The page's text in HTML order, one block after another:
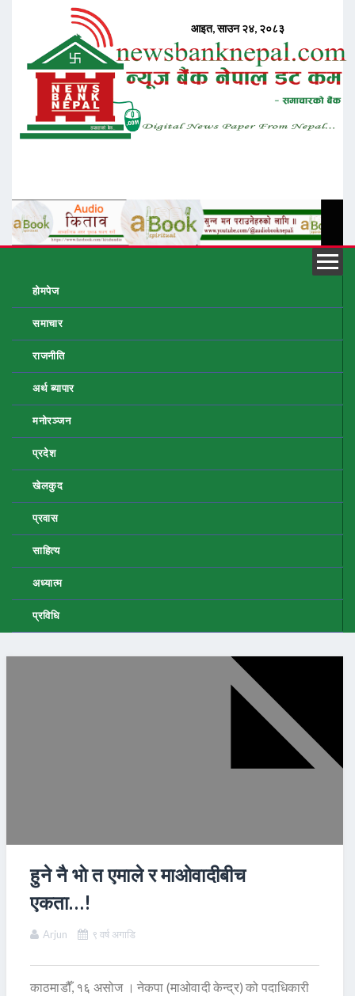
होमपेज
समाचार
राजनीति
अर्थ ब्यापार
मनोरञ्जन
प्रदेश
खेलकुद
प्रवास
साहित्य
अध्यात्म
प्रविधि
हुने नै भाे त एमाले र माओवादीबीच
एकता…!
Arjun ९ वर्ष अगाडि
काठमाडौँ, १६ असोज । नेकपा (माओवादी केन्द्र) को पदाधिकारी